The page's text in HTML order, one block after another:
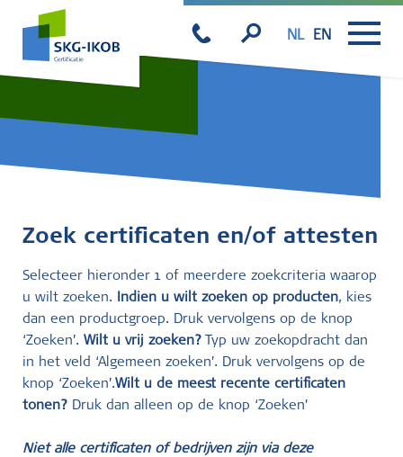
NL EN
Zoek certificaten en/of attesten
Selecteer hieronder 1 of meerdere zoekcriteria waarop
u wilt zoeken. Indien u wilt zoeken op producten, kies
dan een productgroep. Druk vervolgens op de knop
‘Zoeken’. Wilt u vrij zoeken? Typ uw zoekopdracht dan
in het veld ‘Algemeen zoeken’. Druk vervolgens op de
knop ‘Zoeken’.Wilt u de meest recente certificaten
tonen? Druk dan alleen op de knop ‘Zoeken’
Niet alle certificaten of bedrijven zijn via deze